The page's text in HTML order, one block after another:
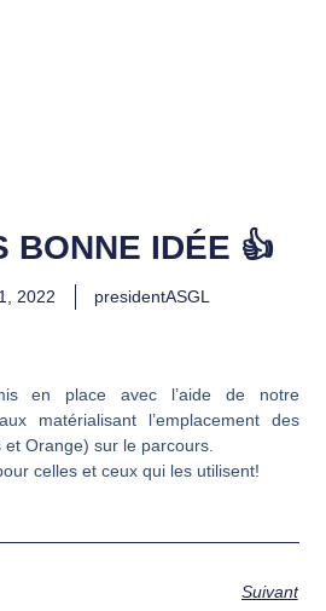
BONNE IDÉE 👍
2022 presidentASGL
en place avec l’aide de notre
matérialisant l’emplacement des
Orange) sur le parcours.
celles et ceux qui les utilisent!
Suivant